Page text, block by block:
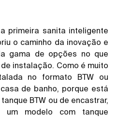
primeira sanita inteligente
o caminho da inovação e
gama de opções no que
instalação. Como é muito
no formato BTW ou
de banho, porque está
BTW ou de encastrar,
modelo com tanque